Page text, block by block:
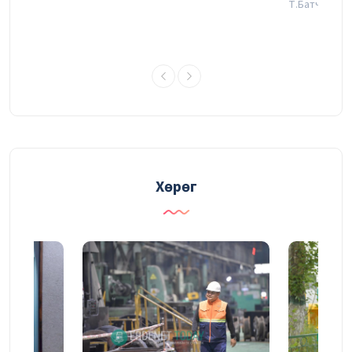
ШӨНИЙН ЭКСКАВАТОРЧИН
29/07/2026
Т.Батчулуун
Хөрөг